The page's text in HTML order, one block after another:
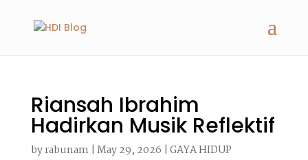
Riansah Ibrahim
Hadirkan Musik Reflektif
byrabunam | May 29, 2026 | GAYA HIDUP